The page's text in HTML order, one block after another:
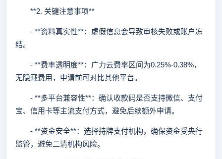
**2. 关键注意事项**
- **资料真实性**：虚假信息会导致审核失败或账户冻
结。
- **费率透明度**：广力云费率区间为0.25%-0.38%，
无隐藏费用，申请前可对比其他平台。
- **多平台兼容性**：确认收款码是否支持微信、支付
宝、信用卡等主流支付方式，避免后续额外申请。
- **资金安全**：选择持牌支付机构，确保资金受央行
监管，避免二清机构风险。